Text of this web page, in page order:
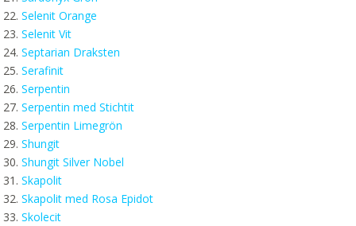
Selenit Orange
Selenit Vit
Septarian Draksten
Serafinit
Serpentin
Serpentin med Stichtit
Serpentin Limegrön
Shungit
Shungit Silver Nobel
Skapolit
Skapolit med Rosa Epidot
Skolecit